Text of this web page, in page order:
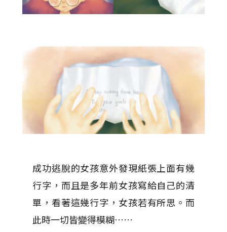
成功逃脫的女孩意外發現紙張上面有幾
行字，而且是多年前女孩寫給自己的清
單，看著這幾行字，女孩若有所思。而
此時一切皆變得模糊……